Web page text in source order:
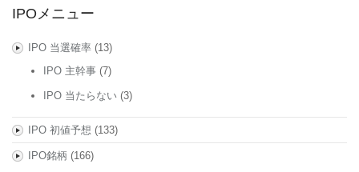
IPOメニュー
IPO 当選確率(13)
IPO 主幹事 (7)
IPO 当たらない (3)
IPO 初値予想 (133)
IPO銘柄 (166)